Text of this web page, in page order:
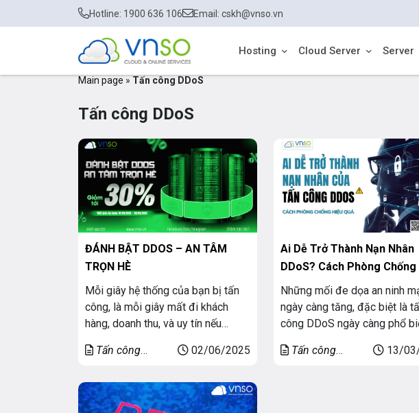
Hotline: 1900 636 106 Email: cskh@vnso.vn
Hosting Cloud Server Server
Main page » Tấn công DDoS
Tấn công DDoS
ĐÁNH BẬT DDOS – AN TÂM
TRỌN HÈ
Mỗi giây hệ thống của bạn bị tấn
công, là mỗi giây mất đi khách
hàng, doanh thu, và uy tín nếu
Trong bối cảnh các cuộc tấn công
và phổ biến – đặc biệt vào mùa
cao điểm truy cập như […]
Tấn công
02/06/2025
Ai Dễ Trở Thành Nạn Nhân
DDoS? Cách Phòng Chống
Quả
Những mối đe dọa an ninh
ngày càng tăng, đặc biệt là
công DDoS ngày càng phổ
một dạng tấn công nguy
Tấn công
13/